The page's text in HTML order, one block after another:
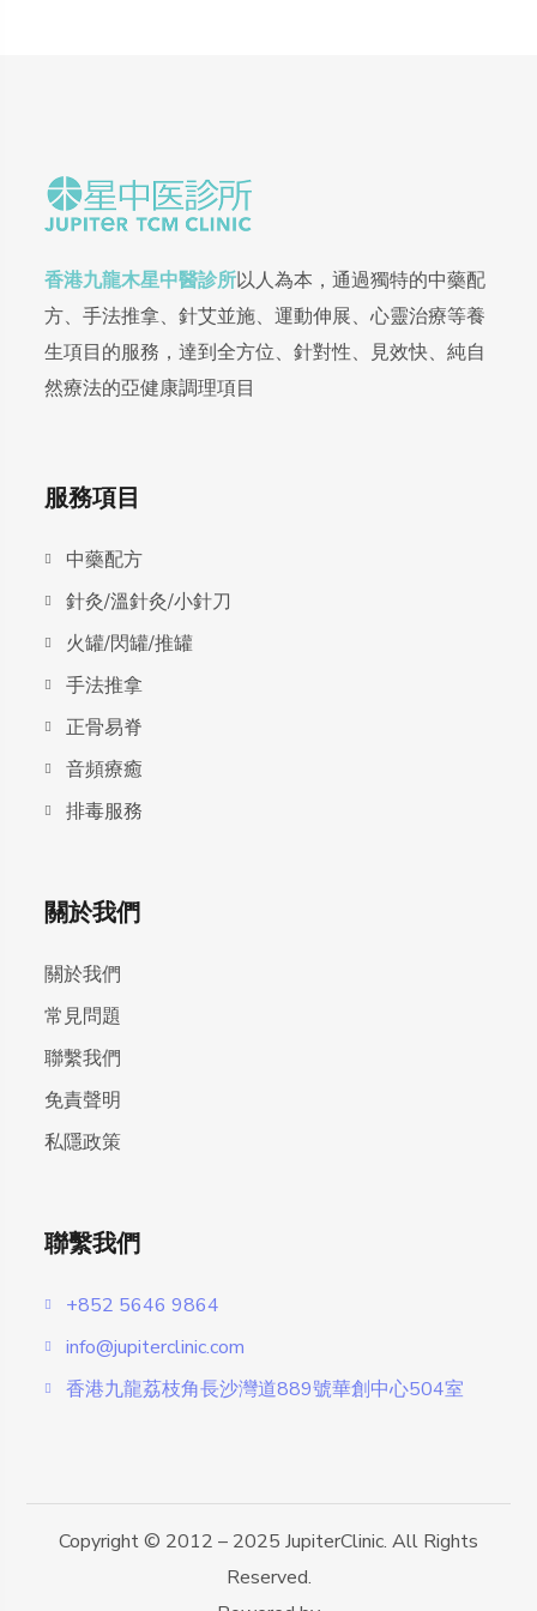
香港九龍木星中醫診所以人為本，通過獨特的中藥配
方、手法推拿、針艾並施、運動伸展、心靈治療等養
生項目的服務，達到全方位、針對性、見效快、純自
然療法的亞健康調理項目
服務項目
中藥配方
針灸/溫針灸/小針刀
火罐/閃罐/推罐
手法推拿
正骨易脊
⾳頻療癒
排毒服務
關於我們
關於我們
常見問題
聯繫我們
免責聲明
私隱政策
聯繫我們
+852 5646 9864
info@jupiterclinic.com
香港九龍荔枝角長沙灣道889號華創中心504室
Copyright © 2012 – 2025 JupiterClinic. All Rights
Reserved.